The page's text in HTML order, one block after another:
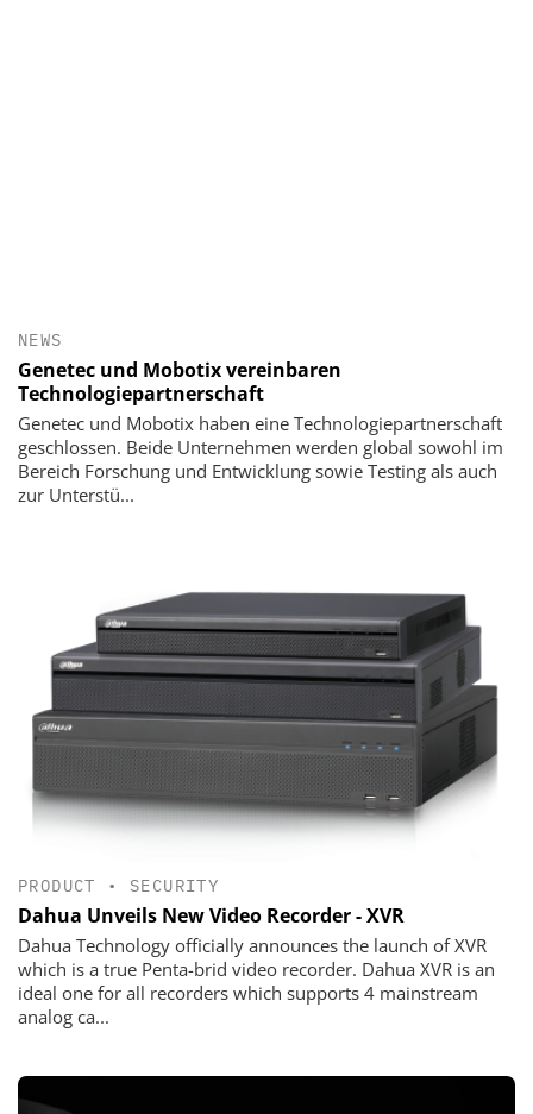
NEWS
Genetec und Mobotix vereinbaren
Technologiepartnerschaft
Genetec und Mobotix haben eine Technologiepartnerschaft
geschlossen. Beide Unternehmen werden global sowohl im
Bereich Forschung und Entwicklung sowie Testing als auch
zur Unterstü...
PRODUCT • SECURITY
Dahua Unveils New Video Recorder - XVR
Dahua Technology officially announces the launch of XVR
which is a true Penta-brid video recorder. Dahua XVR is an
ideal one for all recorders which supports 4 mainstream
analog ca...